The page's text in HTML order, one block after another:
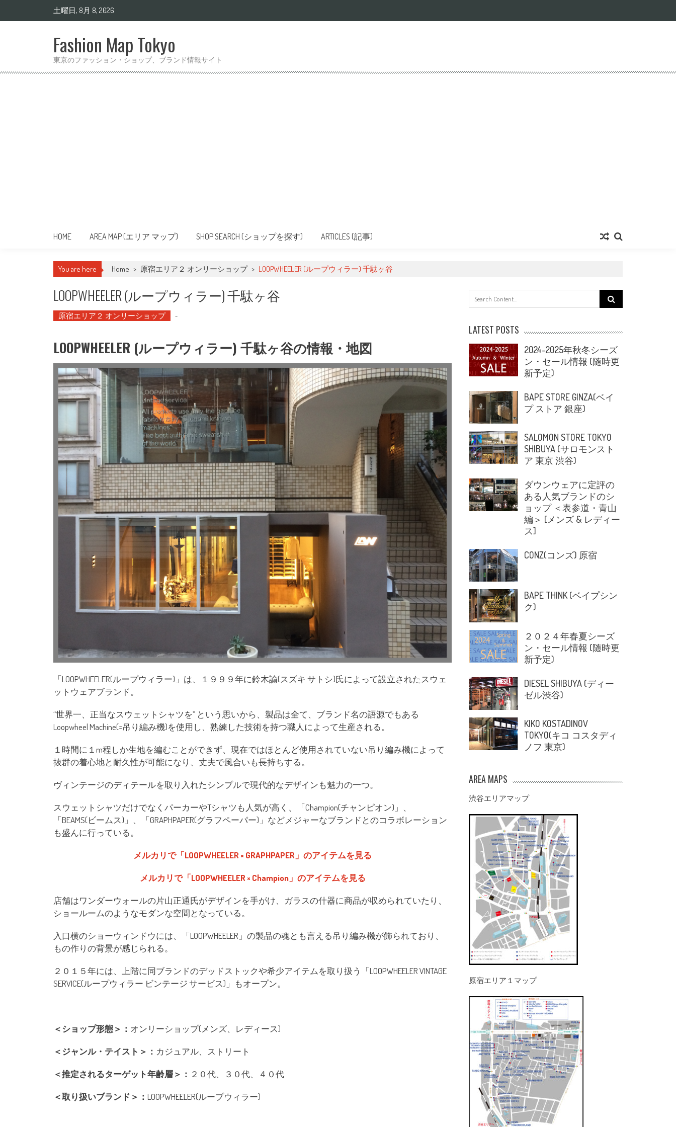
土曜日, 8月 8, 2026
Fashion Map Tokyo
東京のファッション・ショップ、ブランド情報サイト
HOME AREA MAP (エリア マップ) SHOP SEARCH (ショップを探す) ARTICLES (記事)
You are here Home > 原宿エリア２ オンリーショップ > LOOPWHEELER (ループウィラー) 千駄ヶ谷
LOOPWHEELER (ループウィラー) 千駄ヶ谷
原宿エリア２ オンリーショップ -
LOOPWHEELER (ループウィラー) 千駄ヶ谷の情報・地図
「LOOPWHEELER(ループウィラー)」は、１９９９年に鈴木諭(スズキ サトシ)氏によって設立されたスウェ
ットウェアブランド。
“世界一、正当なスウェットシャツを” という思いから、製品は全て、ブランド名の語源でもある
Loopwheel Machine(=吊り編み機)を使用し、熟練した技術を持つ職人によって生産される。
１時間に１m程しか生地を編むことができず、現在ではほとんど使用されていない吊り編み機によって
抜群の着心地と耐久性が可能になり、丈夫で風合いも長持ちする。
ヴィンテージのディテールを取り入れたシンプルで現代的なデザインも魅力の一つ。
スウェットシャツだけでなくパーカーやTシャツも人気が高く、「Champion(チャンピオン)」、
「BEAMS(ビームス)」、「GRAPHPAPER(グラフペーパー)」などメジャーなブランドとのコラボレーション
も盛んに行っている。
メルカリで「LOOPWHEELER × GRAPHPAPER」のアイテムを見る
メルカリで「LOOPWHEELER × Champion」のアイテムを見る
店舗はワンダーウォールの片山正通氏がデザインを手がけ、ガラスの什器に商品が収められていたり、
ショールームのようなモダンな空間となっている。
入口横のショーウィンドウには、「LOOPWHEELER」の製品の魂とも言える吊り編み機が飾られており、
もの作りの背景が感じられる。
２０１５年には、上階に同ブランドのデッドストックや希少アイテムを取り扱う「LOOPWHEELER VINTAGE
SERVICE(ループウィラー ビンテージ サービス)」もオープン。
＜ショップ形態＞： オンリーショップ(メンズ、レディース)
＜ジャンル・テイスト＞： カジュアル、ストリート
＜推定されるターゲット年齢層＞： ２０代、３０代、４０代
＜取り扱いブランド＞： LOOPWHEELER(ループウィラー)
Search
for:
LATEST POSTS
2024-2025年秋冬シーズ
ン・セール情報 (随時更
新予定)
BAPE STORE GINZA(ベイ
プ ストア 銀座)
SALOMON STORE TOKYO
SHIBUYA (サロモンスト
ア 東京 渋谷)
ダウンウェアに定評の
ある人気ブランドのシ
ョップ ＜表参道・青山
編＞ [メンズ & レディー
ス]
CONZ(コンズ) 原宿
BAPE THINK (ベイプシン
ク)
２０２４年春夏シーズ
ン・セール情報 (随時更
新予定)
DIESEL SHIBUYA (ディー
ゼル渋谷)
KIKO KOSTADINOV
TOKYO(キコ コスタディ
ノフ 東京)
AREA MAPS
渋谷エリアマップ
原宿エリア１マップ